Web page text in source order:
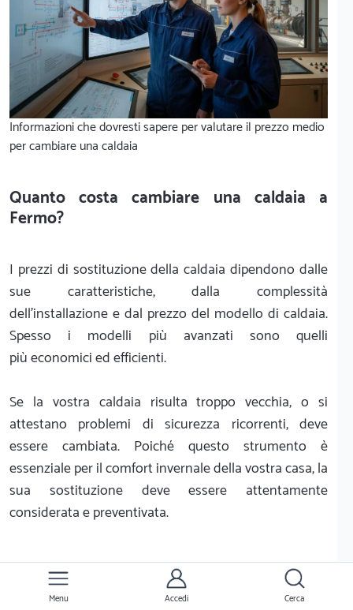
Informazioni che dovresti sapere per valutare il prezzo medio
per cambiare una caldaia
Quanto costa cambiare una caldaia a
Fermo?
I prezzi di sostituzione della caldaia dipendono dalle
sue caratteristiche, dalla complessità
dell'installazione e dal prezzo del modello di caldaia.
Spesso i modelli più avanzati sono quelli
più economici ed efficienti.
Se la vostra caldaia risulta troppo vecchia, o si
attestano problemi di sicurezza ricorrenti, deve
essere cambiata. Poiché questo strumento è
essenziale per il comfort invernale della vostra casa, la
sua sostituzione deve essere attentamente
considerata e preventivata.
Trova i migliori idraulici a Fermo per
sostituire la caldaia e confronta i preventivi
Menu Accedi Cerca